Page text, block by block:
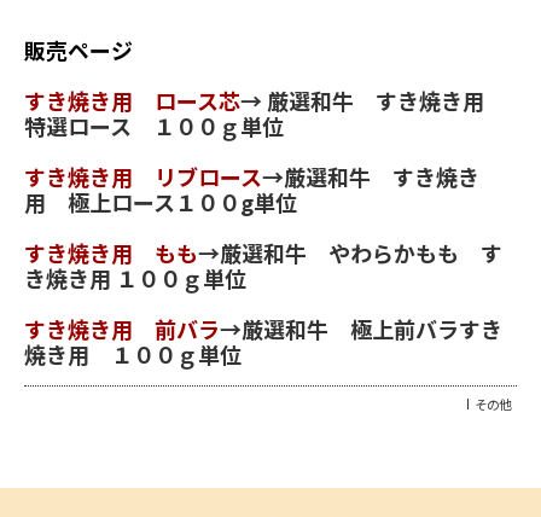
販売ページ
すき焼き用 ロース芯→ 厳選和牛 すき焼き用
特選ロース １００ｇ単位
すき焼き用 リブロース→厳選和牛 すき焼き
用 極上ロース１００g単位
すき焼き用 もも→厳選和牛 やわらかもも す
き焼き用 １００ｇ単位
すき焼き用 前バラ→厳選和牛 極上前バラすき
焼き用 １００ｇ単位
その他